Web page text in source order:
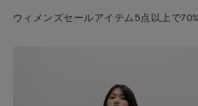
ウィメンズセールアイテム5点以上で